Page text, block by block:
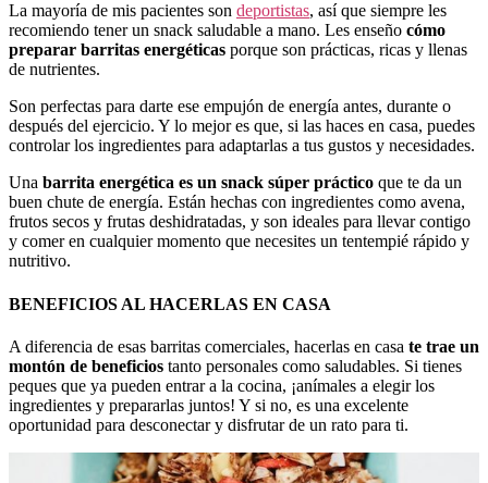
La mayoría de mis pacientes son deportistas, así que siempre les
recomiendo tener un snack saludable a mano. Les enseño cómo
preparar barritas energéticas porque son prácticas, ricas y llenas
de nutrientes.
Son perfectas para darte ese empujón de energía antes, durante o
después del ejercicio. Y lo mejor es que, si las haces en casa, puedes
controlar los ingredientes para adaptarlas a tus gustos y necesidades.
Una barrita energética es un snack súper práctico que te da un
buen chute de energía. Están hechas con ingredientes como avena,
frutos secos y frutas deshidratadas, y son ideales para llevar contigo
y comer en cualquier momento que necesites un tentempié rápido y
nutritivo.
BENEFICIOS AL HACERLAS EN CASA
A diferencia de esas barritas comerciales, hacerlas en casa te trae un
montón de beneficios tanto personales como saludables. Si tienes
peques que ya pueden entrar a la cocina, ¡anímales a elegir los
ingredientes y prepararlas juntos! Y si no, es una excelente
oportunidad para desconectar y disfrutar de un rato para ti.